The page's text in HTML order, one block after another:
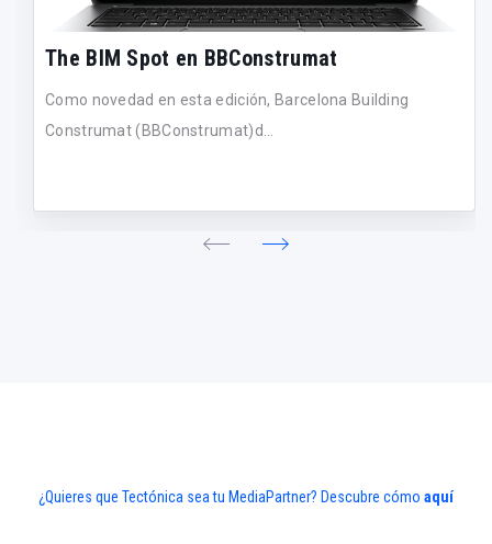
The BIM Spot en BBConstrumat
Como novedad en esta edición, Barcelona Building
Construmat (BBConstrumat)d...
¿Quieres que Tectónica sea tu MediaPartner? Descubre cómo aquí